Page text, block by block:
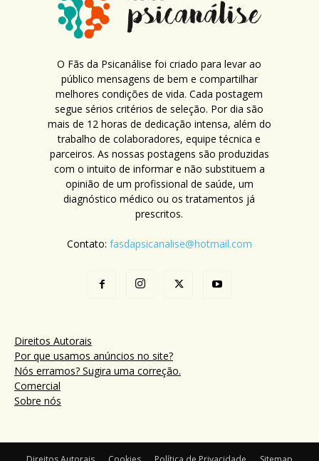
O Fãs da Psicanálise foi criado para levar ao
público mensagens de bem e compartilhar
melhores condições de vida. Cada postagem
segue sérios critérios de seleção. Por dia são
mais de 12 horas de dedicação intensa, além do
trabalho de colaboradores, equipe técnica e
parceiros. As nossas postagens são produzidas
com o intuito de informar e não substituem a
opinião de um profissional de saúde, um
diagnóstico médico ou os tratamentos já
prescritos.
Contato: fasdapsicanalise@hotmail.com
Direitos Autorais
Por que usamos anúncios no site?
Nós erramos? Sugira uma correção.
Comercial
Sobre nós